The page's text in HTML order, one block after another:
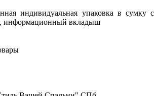
индивидуальная упаковка в сумку с
информационный вкладыш